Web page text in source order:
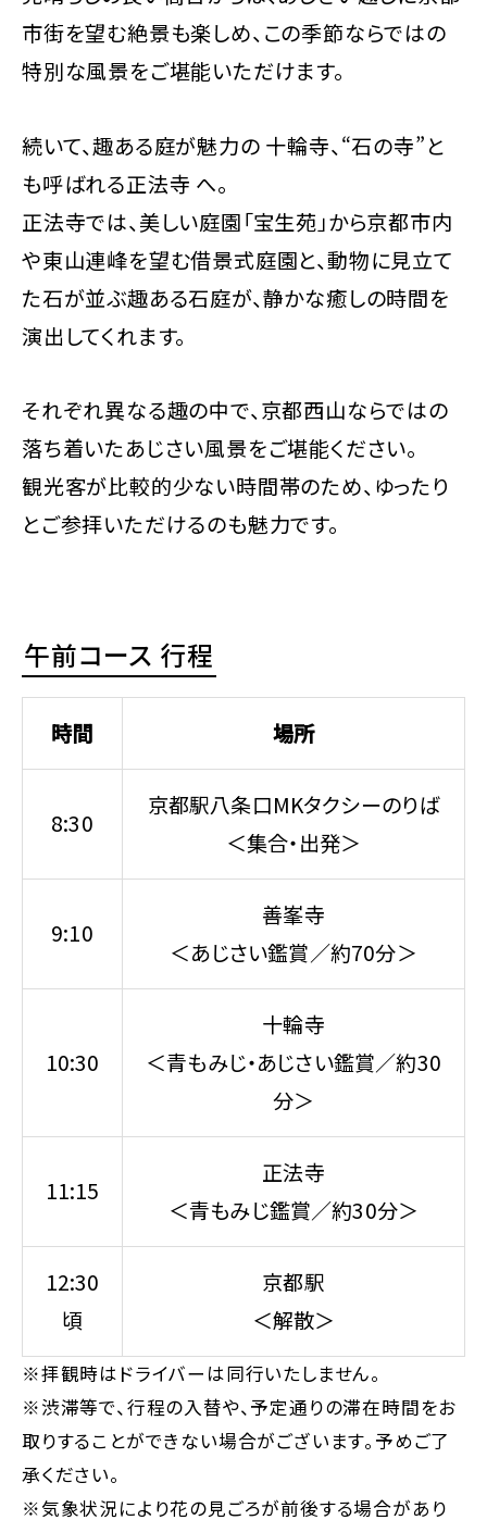
市街を望む絶景も楽しめ、この季節ならではの
特別な風景をご堪能いただけます。
続いて、趣ある庭が魅力の 十輪寺、“石の寺”と
も呼ばれる正法寺 へ。
正法寺では、美しい庭園「宝生苑」から京都市内
や東山連峰を望む借景式庭園と、動物に見立て
た石が並ぶ趣ある石庭が、静かな癒しの時間を
演出してくれます。
それぞれ異なる趣の中で、京都西山ならではの
落ち着いたあじさい風景をご堪能ください。
観光客が比較的少ない時間帯のため、ゆったり
とご参拝いただけるのも魅力です。
午前コース 行程
時間 場所
8:30
京都駅八条口MKタクシーのりば
＜集合・出発＞
9:10
善峯寺
＜あじさい鑑賞／約70分＞
10:30
十輪寺
＜青もみじ・あじさい鑑賞／約30
分＞
11:15
正法寺
＜青もみじ鑑賞／約30分＞
12:30
頃
京都駅
＜解散＞
※拝観時はドライバーは同行いたしません。
※渋滞等で、行程の入替や、予定通りの滞在時間をお
取りすることができない場合がございます。予めご了
承ください。
※気象状況により花の見ごろが前後する場合があり